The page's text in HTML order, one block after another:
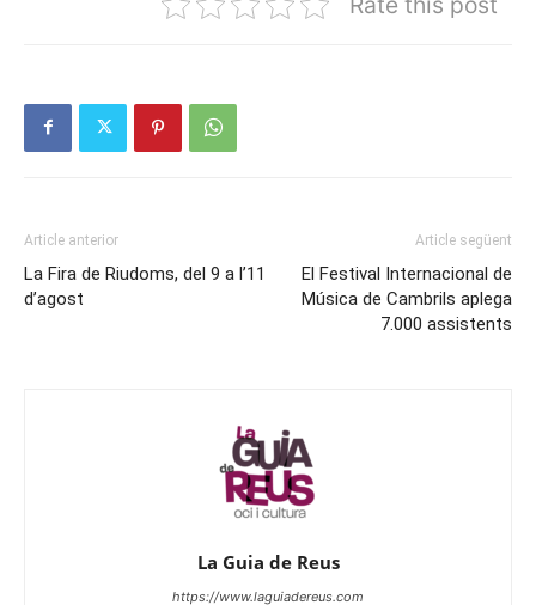
Article anterior
La Fira de Riudoms, del 9 a l’11
d’agost
Article següent
El Festival Internacional de
Música de Cambrils aplega
7.000 assistents
La Guia de Reus
https://www.laguiadereus.com